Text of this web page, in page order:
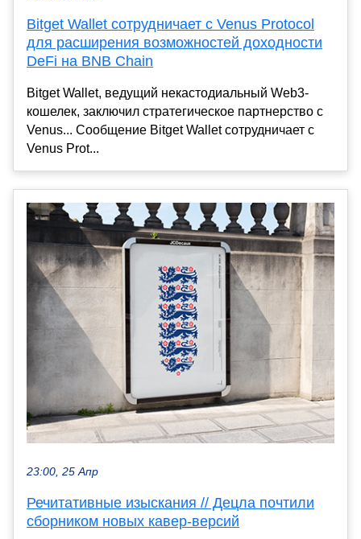
Bitget Wallet сотрудничает с Venus Protocol
для расширения возможностей доходности
DeFi на BNB Chain
Bitget Wallet, ведущий некастодиальный Web3-
кошелек, заключил стратегическое партнерство с
Venus... Сообщение Bitget Wallet сотрудничает с
Venus Prot...
23:00, 25 Апр
Речитативные изыскания // Децла почтили
сборником новых кавер-версий